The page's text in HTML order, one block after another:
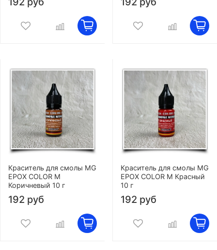
Краситель для смолы MG
EPOX COLOR M
Коричневый 10 г
192 руб
Краситель для смолы MG
EPOX COLOR M Красный
10 г
192 руб